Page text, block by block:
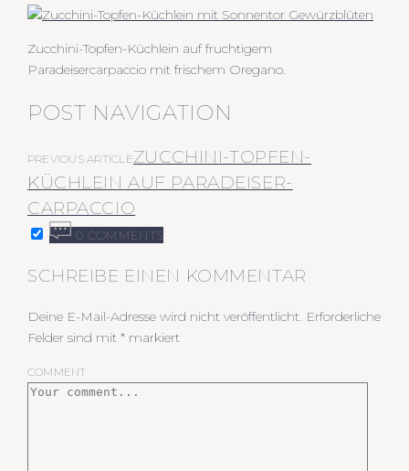
Zucchini-Topfen-Küchlein auf fruchtigem
Paradeisercarpaccio mit frischem Oregano.
POST NAVIGATION
PREVIOUS ARTICLEZUCCHINI-TOPFEN-
KÜCHLEIN AUF PARADEISER-
CARPACCIO
0 COMMENTS
SCHREIBE EINEN KOMMENTAR
Deine E-Mail-Adresse wird nicht veröffentlicht. Erforderliche
Felder sind mit * markiert
COMMENT